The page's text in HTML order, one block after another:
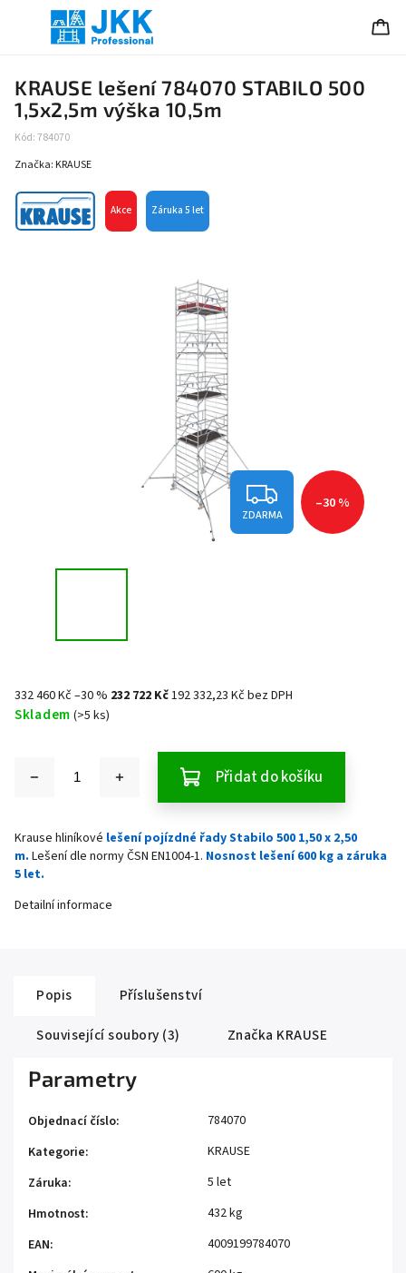
KRAUSE lešení 784070 STABILO 500
1,5x2,5m výška 10,5m
Kód:784070
Akce Záruka 5 let
Značka: KRAUSE
ZDARMA
–30 %
332 460 Kč–30 % 232 722 Kč192 332,23 Kč bez DPH
Skladem (>5 ks)
Přidat do košíku
Krause hliníkové lešení pojízdné řady Stabilo 500 1,50 x 2,50
m. Lešení dle normy ČSN EN1004-1. Nosnost lešení 600 kg a záruka
5 let.
Detailní informace
Popis
Příslušenství
Související soubory (3)
Značka KRAUSE
Parametry
Objednací číslo:
784070
Kategorie:
KRAUSE
Záruka:
5 let
Hmotnost:
432 kg
EAN:
4009199784070